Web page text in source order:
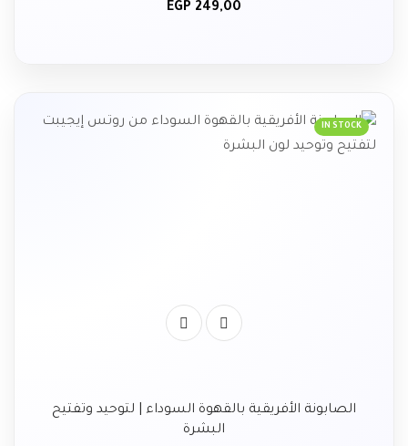
EGP 249,00
IN STOCK
الصابونة الأفريقية بالقهوة السوداء | لتوحيد وتفتيح
البشرة